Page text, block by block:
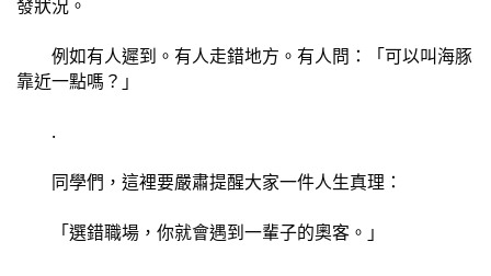
發狀況。
靠近一點嗎？」
	.
	同學們，這裡要嚴肅提醒大家一件人生真理：
	「選錯職場，你就會遇到一輩子的奧客。」